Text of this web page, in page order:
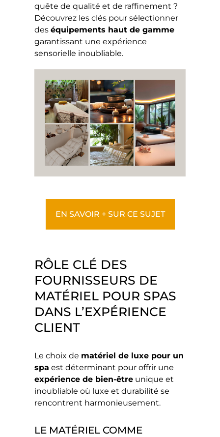
quête de qualité et de raffinement ?
Découvrez les clés pour sélectionner
des équipements haut de gamme
garantissant une expérience
sensorielle inoubliable.
EN SAVOIR + SUR CE SUJET
RÔLE CLÉ DES
FOURNISSEURS DE
MATÉRIEL POUR SPAS
DANS L’EXPÉRIENCE
CLIENT
Le choix de matériel de luxe pour un
spa est déterminant pour offrir une
expérience de bien-être unique et
inoubliable où luxe et durabilité se
rencontrent harmonieusement.
LE MATÉRIEL COMME